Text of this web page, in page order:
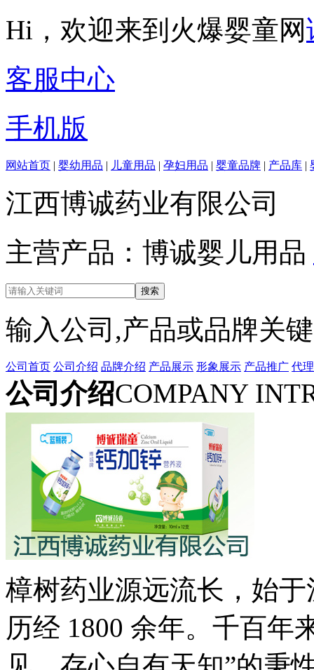
Hi，欢迎来到火爆婴童网
客服中心
手机版
网站首页 | 婴幼用品 | 儿童用品 | 孕妇用品 | 婴童品牌 | 产品库 |
江西博诚药业有限公司
主营产品：博诚婴儿用品
输入公司,产品或品牌关
公司首页 公司介绍 品牌介绍 产品展示 形象展示 产品推广 代
公司介绍COMPANY
樟树药业源远流长，始
历经 1800 余年。千百年